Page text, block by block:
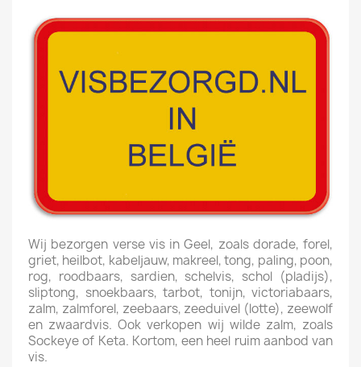
Wij bezorgen verse vis in Geel, zoals dorade, forel,
griet, heilbot, kabeljauw, makreel, tong, paling, poon,
rog, roodbaars, sardien, schelvis, schol (pladijs),
sliptong, snoekbaars, tarbot, tonijn, victoriabaars,
zalm, zalmforel, zeebaars, zeeduivel (lotte), zeewolf
en zwaardvis. Ook verkopen wij wilde zalm, zoals
Sockeye of Keta. Kortom, een heel ruim aanbod van
vis.